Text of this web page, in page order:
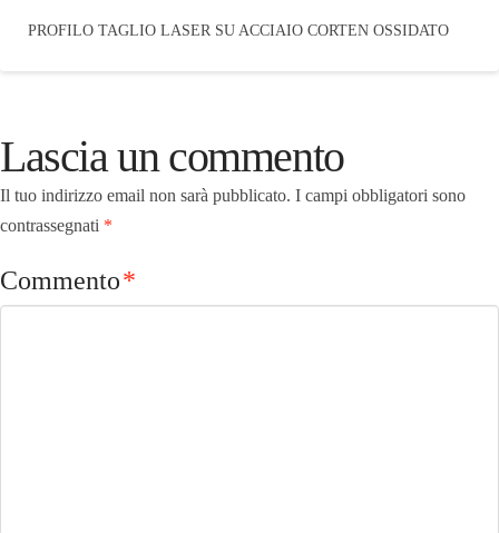
PROFILO TAGLIO LASER SU ACCIAIO CORTEN OSSIDATO
Lascia un commento
Il tuo indirizzo email non sarà pubblicato. I campi obbligatori sono
contrassegnati *
Commento*